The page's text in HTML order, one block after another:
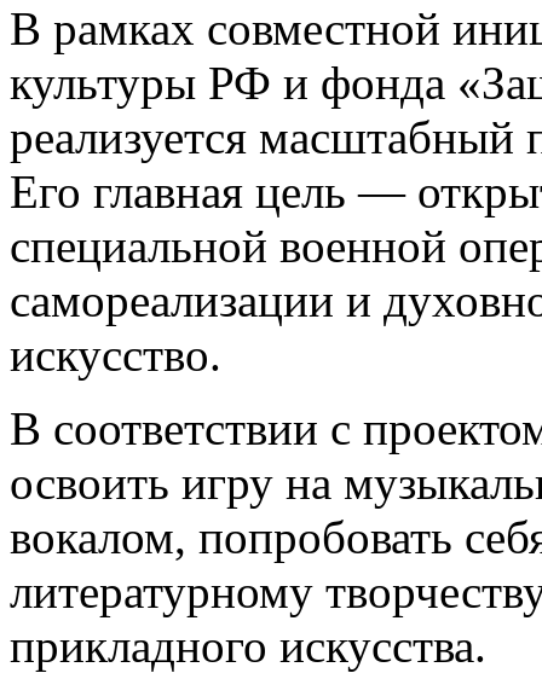
В рамках совместной
культуры РФ и фонда
реализуется
Его главная цель —
специальной военной
самореализации и
искусство.
В соответствии с
освоить игру на
вокалом, попробовать
литературному
прикладного искусства.